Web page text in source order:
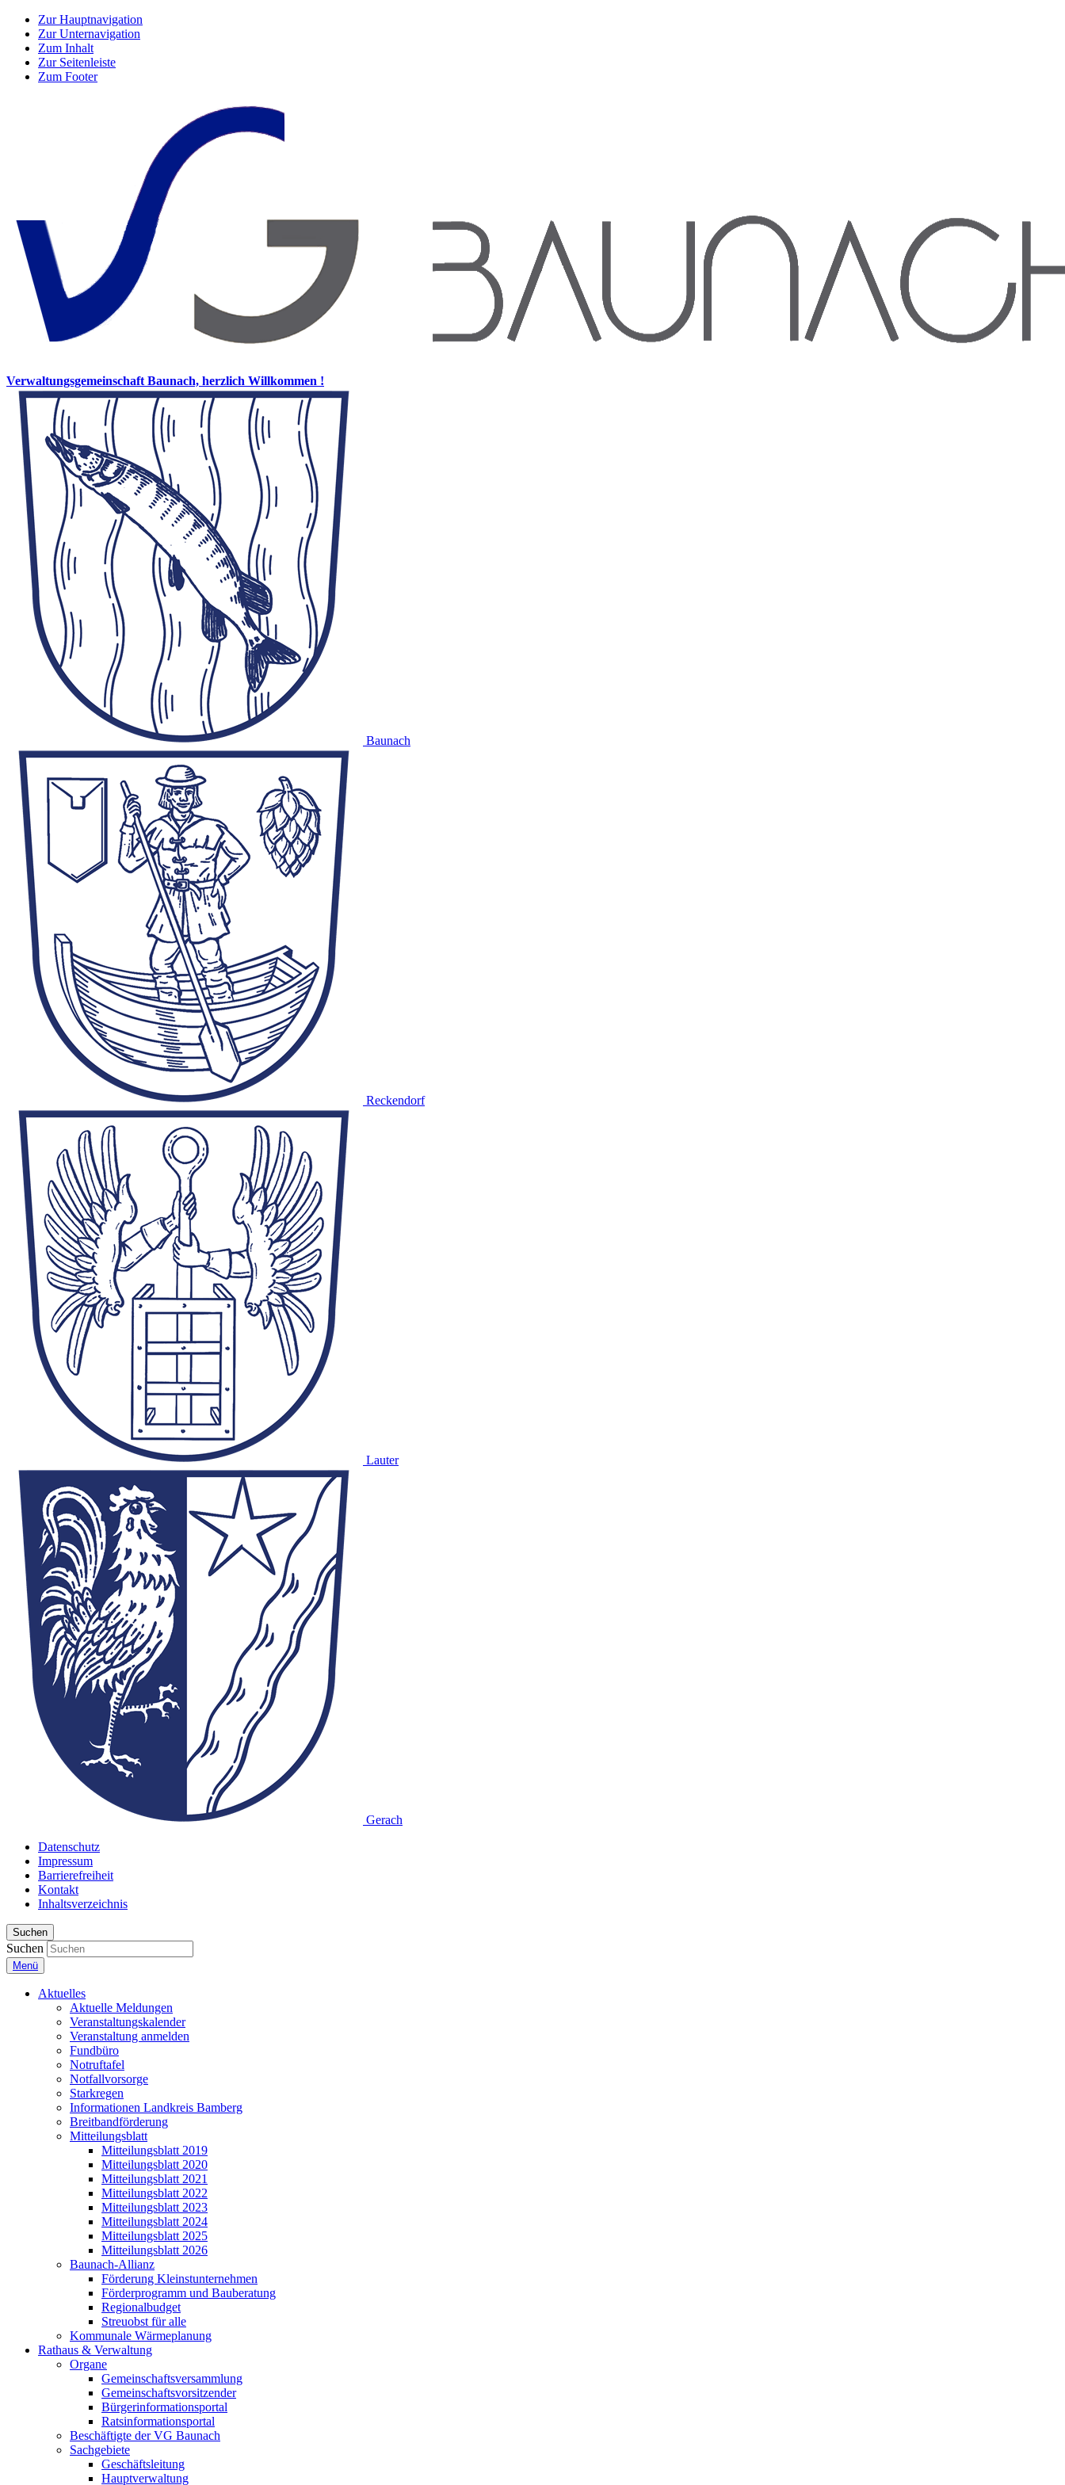
Zur Hauptnavigation
Zur Unternavigation
Zum Inhalt
Zur Seitenleiste
Zum Footer
Verwaltungsgemeinschaft Baunach, herzlich Willkommen !
Baunach
Reckendorf
Lauter
Gerach
Datenschutz
Impressum
Barrierefreiheit
Kontakt
Inhaltsverzeichnis
Suchen
Suchen
Menü
Aktuelles
Aktuelle Meldungen
Veranstaltungskalender
Veranstaltung anmelden
Fundbüro
Notruftafel
Notfallvorsorge
Starkregen
Informationen Landkreis Bamberg
Breitbandförderung
Mitteilungsblatt
Mitteilungsblatt 2019
Mitteilungsblatt 2020
Mitteilungsblatt 2021
Mitteilungsblatt 2022
Mitteilungsblatt 2023
Mitteilungsblatt 2024
Mitteilungsblatt 2025
Mitteilungsblatt 2026
Baunach-Allianz
Förderung Kleinstunternehmen
Förderprogramm und Bauberatung
Regionalbudget
Streuobst für alle
Kommunale Wärmeplanung
Rathaus & Verwaltung
Organe
Gemeinschaftsversammlung
Gemeinschaftsvorsitzender
Bürgerinformationsportal
Ratsinformationsportal
Beschäftigte der VG Baunach
Sachgebiete
Geschäftsleitung
Hauptverwaltung